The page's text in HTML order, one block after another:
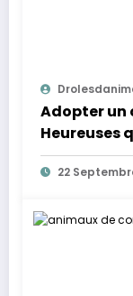
Adopter un
Heureuses
22